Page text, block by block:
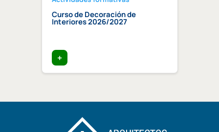
Curso de Decoración de
Interiores 2026/2027
+